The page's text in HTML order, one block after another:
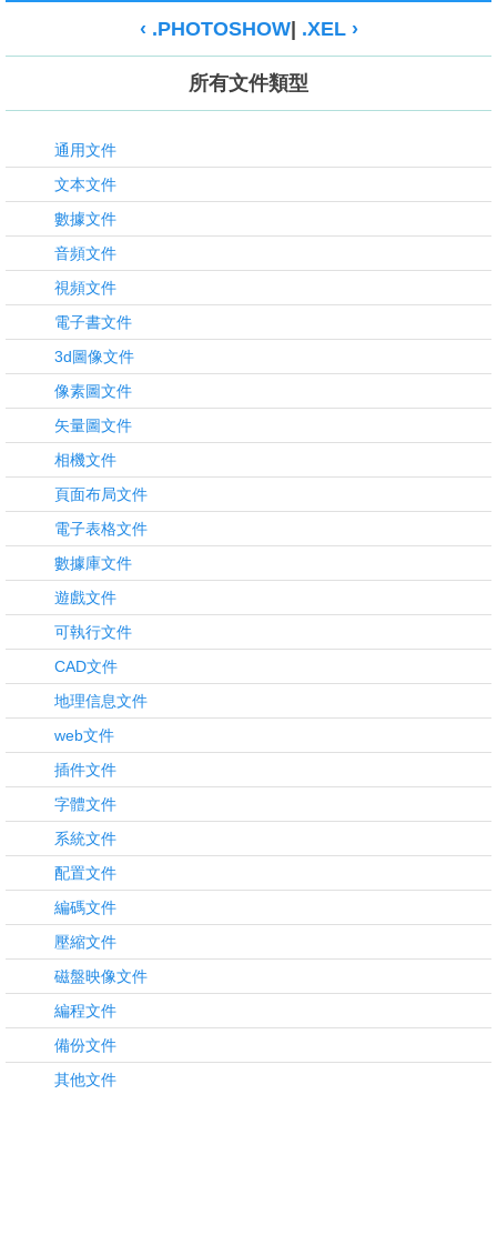
‹ .PHOTOSHOW| .XEL ›
所有文件類型
通用文件
文本文件
數據文件
音頻文件
視頻文件
電子書文件
3d圖像文件
像素圖文件
矢量圖文件
相機文件
頁面布局文件
電子表格文件
數據庫文件
遊戲文件
可執行文件
CAD文件
地理信息文件
web文件
插件文件
字體文件
系統文件
配置文件
編碼文件
壓縮文件
磁盤映像文件
編程文件
備份文件
其他文件